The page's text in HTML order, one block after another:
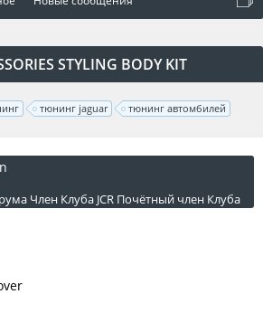
STYLING BODY KIT
тюнинг jaguar тюнинг автомбилей
Член Клуба JCR Почётный член Клуба
оват